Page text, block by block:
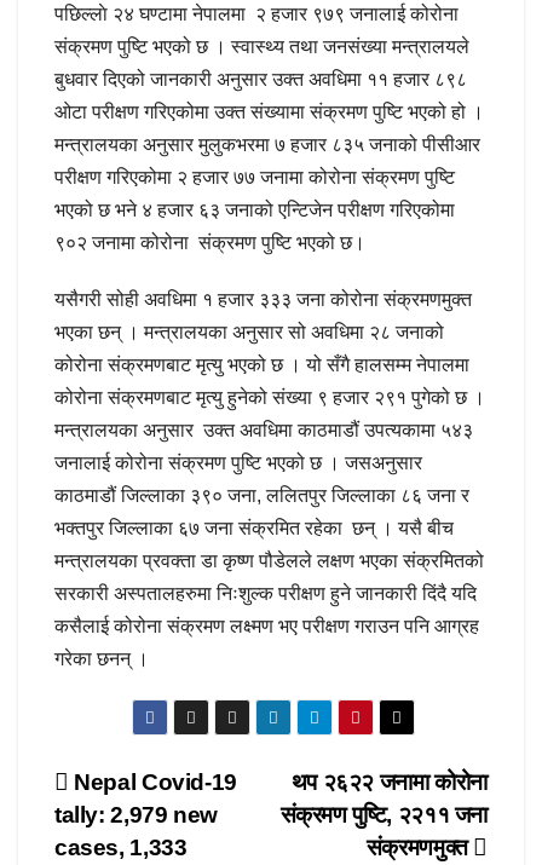
पछिल्लाे २४ घण्टामा नेपालमा २ हजार ९७९ जनालाई कोरोना
संक्रमण पुष्टि भएको छ । स्वास्थ्य तथा जनसंख्या मन्त्रालयले
बुधवार दिएको जानकारी अनुसार उक्त अवधिमा ११ हजार ८९८
ओटा परीक्षण गरिएकोमा उक्त संख्यामा संक्रमण पुष्टि भएको हो ।
मन्त्रालयका अनुसार मुलुकभरमा ७ हजार ८३५ जनाको पीसीआर
परीक्षण गरिएकोमा २ हजार ७७ जनामा कोरोना संक्रमण पुष्टि
भएको छ भने ४ हजार ६३ जनाको एन्टिजेन परीक्षण गरिएकोमा
९०२ जनामा कोरोना संक्रमण पुष्टि भएको छ।
यसैगरी सोही अवधिमा १ हजार ३३३ जना कोरोना संक्रमणमुक्त
भएका छन् । मन्त्रालयका अनुसार सो अवधिमा २८ जनाको
कोरोना संक्रमणबाट मृत्यु भएको छ । यो सँगै हालसम्म नेपालमा
कोरोना संक्रमणबाट मृत्यु हुनेको संख्या ९ हजार २९१ पुगेको छ ।
मन्त्रालयका अनुसार उक्त अवधिमा काठमाडौं उपत्यकामा ५४३
जनालाई कोरोना संक्रमण पुष्टि भएको छ । जसअनुसार
काठमाडौं जिल्लाका ३९० जना, ललितपुर जिल्लाका ८६ जना र
भक्तपुर जिल्लाका ६७ जना संक्रमित रहेका छन् । यसै बीच
मन्त्रालयका प्रवक्ता डा कृष्ण पौडेलले लक्षण भएका संक्रमितको
सरकारी अस्पतालहरुमा निःशुल्क परीक्षण हुने जानकारी दिंदै यदि
कसैलाई कोरोना संक्रमण लक्ष्मण भए परीक्षण गराउन पनि आग्रह
गरेका छनन् ।
Post
navigation
थप २६२२ जनामा कोरोना
संक्रमण पुष्टि, २२११ जना
संक्रमणमुक्त
Nepal Covid-19
tally: 2,979 new
cases, 1,333